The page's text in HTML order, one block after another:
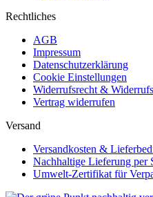
Rechtliches
AGB
Impressum
Datenschutzerklärung
Cookie Einstellungen
Widerrufsrecht &
Vertrag widerrufen
Versand
Versandkosten &
Nachhaltige Lieferung per
Umwelt-Zertifikat für